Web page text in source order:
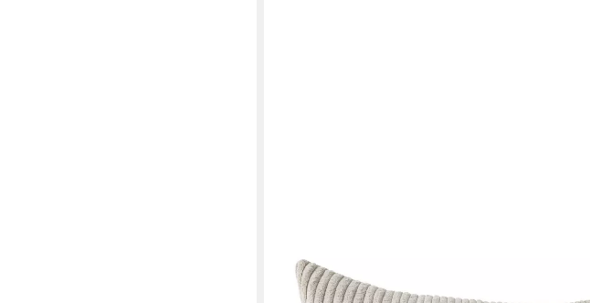
Dekokissen Kissenhülle MIT oder OHNE Füllung
Kissenbezug Zierkissen, Kissenhülle in 30x50cm ohne